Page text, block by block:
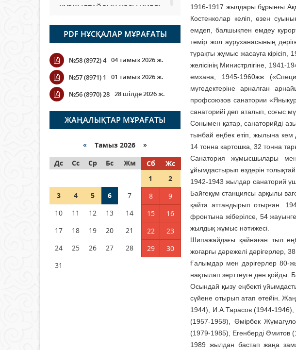
ҚҰРҚЫЛТАЙДЫҢ ҰЯСЫ КИЕЛІ
04 тамыз 2026 ж. 89
Германия аптап ыстыққа
байланысты суды үнемдей
бастады
энергиясын үнемдеу режимі
енгізілді
РУСЛАН РҮСТЕМҰЛЫ ОБЛЫС
ӘКІМІНІҢ КЕҢЕСШІСІ БОЛЫП
04 тамыз 2026 ж. 98
Қысқы демалыс 14 күн:
2026–2027 оқу жылына
арналған каникул кестесі
бекітілді
PDF НҰСҚАЛАР МҰРАҒАТЫ
№58 (8972) 4 04 тамыз 2026 ж.
№57 (8971) 1
01 тамыз 2026 ж.
№56 (8970) 28 28 шілде 2026 ж.
ЖАҢАЛЫҚТАР МҰРАҒАТЫ
« Тамыз 2026 »
Дс
Сс Ср Бс Жм Сб
Жс
1
2
3
4 5 6 7 8
9
10
11 12 13 14 15
16
17
18 19 20 21 22
23
24
25 26 27 28 29
30
31
1916-1917 жылдары бұрынғы
Костенколар келіп, өзен
емдеп, балшықпен емдеу
темір жол ауруханасының
тұрақты жұмыс жасауға
желісінің Министрлігіне,
емхана, 1945-1960жж
мүгедектеріне арналған
профсоюзов санатории
санаторийі деп аталып, соғыс
Сонымен қатар, санаторийді
тынбай еңбек етіп, жылына кем
14 тонна картошка, 32 тонна
Санатория жұмысшылары
ұйымдастырып өздерін толықтай
1942-1943 жылдар санаторий
Байгеқұм станциясы арқылы
қайта аттандырып отырған.
фронтына жіберілсе, 54
жылдық жұмыс нәтижесі.
Шипажайдағы қайнаған тыл
жоғарғы дәрежелі дәрігерлер,
Ғалымдар мен дәрігерлер 80-
нақтылап зерттеуге ден
Осындай қызу еңбекті
сүйене отырып атап өтейін.
1944), И.А.Тарасов (1944-
(1957-1958), Өмірбек
(1979-1985), Егенберді Әмитов
1989 жылдан бастап жаңа